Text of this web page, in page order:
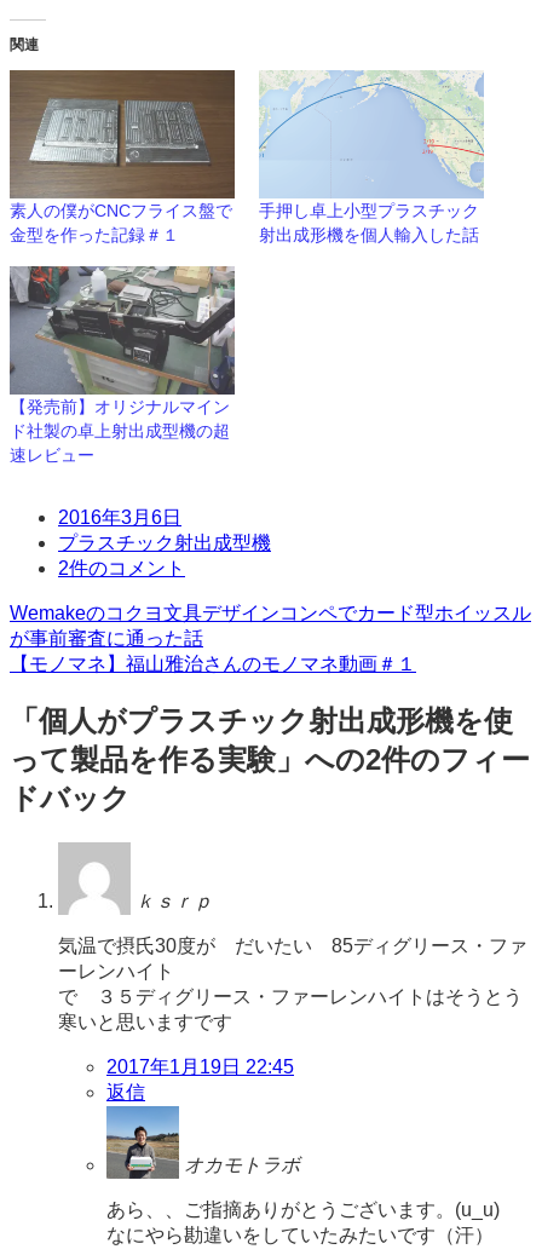
関連
素人の僕がCNCフライス盤で
金型を作った記録＃１
手押し卓上小型プラスチック
射出成形機を個人輸入した話
【発売前】オリジナルマイン
ド社製の卓上射出成型機の超
速レビュー
日
時
2016年3月6日
タ
グ
プラスチック射出成型機
コ
ン
ト
2件のコメント
投
稿
ゲ
ー
Wemakeのコクヨ文具デザインコンペでカード型ホイッスル
が事前審査に通った話
【モノマネ】福山雅治さんのモノマネ動画＃１
「個人がプラスチック射出成形機を使
って製品を作る実験」への2件のフィー
ドバック
ｋｓｒｐ
気温で摂氏30度が だいたい 85ディグリース・ファ
ーレンハイト
で ３５ディグリース・ファーレンハイトはそうとう
寒いと思いますです
2017年1月19日 22:45
返信
オカモトラボ
あら、、ご指摘ありがとうございます。(u_u)
なにやら勘違いをしていたみたいです（汗）